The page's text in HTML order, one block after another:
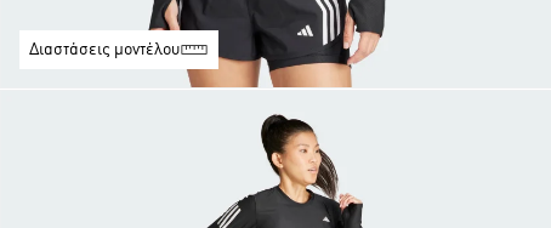
Διαστάσεις μοντέλου